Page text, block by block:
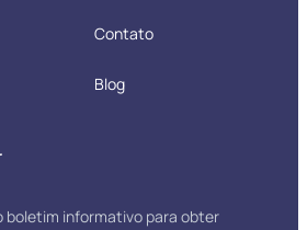
Contato
Blog
boletim informativo para obter